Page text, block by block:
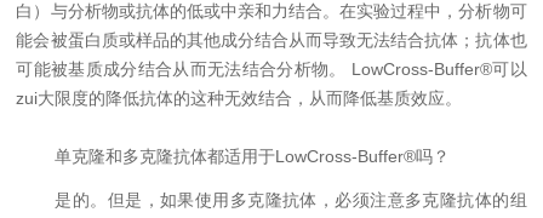
白）与分析物或抗体的低或中亲和力结合。在实验过程中，分析物可
能会被蛋白质或样品的其他成分结合从而导致无法结合抗体；抗体也
可能被基质成分结合从而无法结合分析物。
LowCross-Buffer®可以
zui大限度的降低抗体的这种无效结合，从而降低基质效应。
单克隆和多克隆抗体都适用于LowCross-Buffer®吗？
是的。但是，如果使用多克隆抗体，必须注意多克隆抗体的组